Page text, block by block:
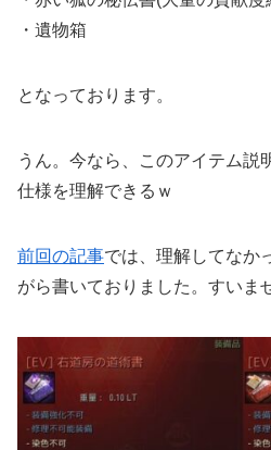
・遺物箱
となっております。
うん。今なら、このアイテム説
仕様を理解できるｗ
前回の記事では、理解してなか
がら書いておりました。すいま